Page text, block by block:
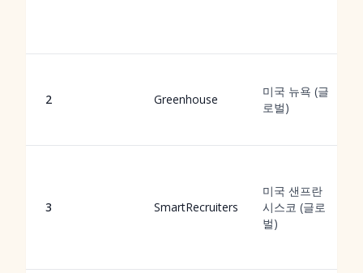
2 Greenhouse
미국 뉴욕 (글
로벌)
3 SmartRecruiters
미국 샌프란
시스코 (글로
벌)